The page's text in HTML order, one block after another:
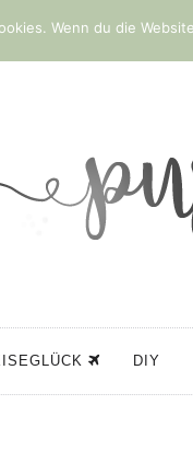
DIY
Wenn du die